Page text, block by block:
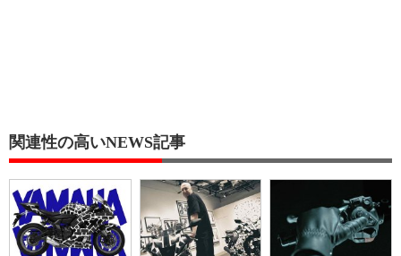
関連性の高いNEWS記事